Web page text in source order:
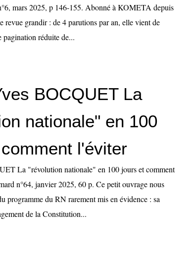
mars 2025, p 146-155. Abonné à KOMETA depuis
revue grandir : de 4 parutions par an, elle vient de
pagination réduite de...
BOCQUET La
nationale" en 100
l'éviter
La "révolution nationale" en 100 jours et comment
n°64, janvier 2025, 60 p. Ce petit ouvrage nous
programme du RN rarement mis en évidence : sa
de la Constitution...